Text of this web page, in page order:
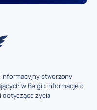
stworzony
w Belgii: informacje o
dotyczące życia